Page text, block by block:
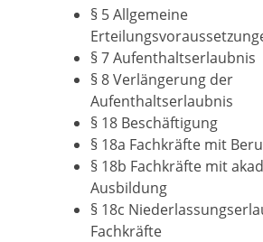
§ 5Allgemeine
§ 7 Aufenthaltserlaubnis
§ 8 Verlängerung der
Aufenthaltserlaubnis
§ 18 Beschäftigung
§ 18a Fachkräfte mit
§ 18b Fachkräfte mit
Ausbildung
§ 18c
Fachkräfte